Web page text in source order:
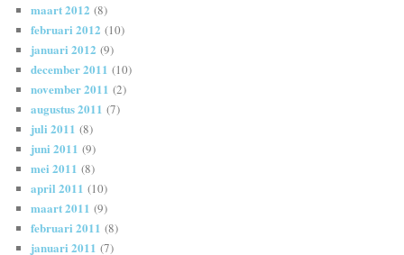
maart 2012 (8)
februari 2012 (10)
januari 2012 (9)
december 2011 (10)
november 2011 (2)
augustus 2011 (7)
juli 2011 (8)
juni 2011 (9)
mei 2011 (8)
april 2011 (10)
maart 2011 (9)
februari 2011 (8)
januari 2011 (7)